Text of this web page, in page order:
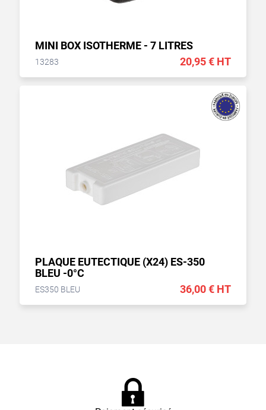
MINI BOX ISOTHERME - 7 LITRES
13283 20,95 € HT
PLAQUE EUTECTIQUE (X24) ES-350
BLEU -0°C
ES350 BLEU 36,00 € HT